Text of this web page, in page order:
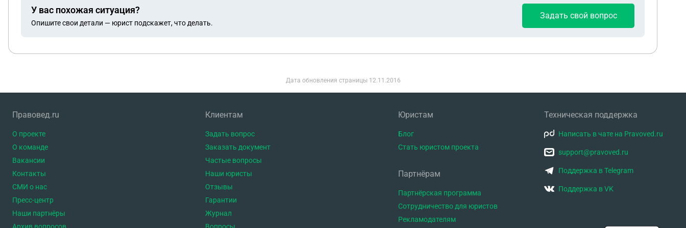
У вас похожая ситуация?
Опишите свои детали — юрист подскажет, что делать.
Задать свой вопрос
Дата обновления страницы 12.11.2016
Правовед.ru
О проекте
О команде
Вакансии
Контакты
СМИ о нас
Пресс-центр
Наши партнёры
Клиентам
Задать вопрос
Заказать документ
Частые вопросы
Наши юристы
Отзывы
Гарантии
Журнал
Юристам
Блог
Стать юристом проекта
Партнёрам
Партнёрская программа
Сотрудничество для юристов
Рекламодателям
Техническая поддержка
Написать в чате на Pravoved.ru
support@pravoved.ru
Поддержка в Telegram
Поддержка в VK